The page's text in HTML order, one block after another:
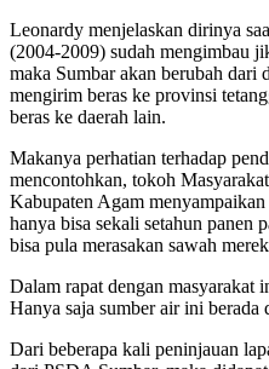
Leonardy menjelaskan dirinya
(2004-2009) sudah mengimbau
maka Sumbar akan berubah dari
mengirim beras ke provinsi
beras ke daerah lain.
Makanya perhatian terhadap
mencontohkan, tokoh
Kabupaten Agam
hanya bisa sekali setahun panen
bisa pula merasakan sawah
Dalam rapat dengan masyarakat
Hanya saja sumber air ini berada
Dari beberapa kali peninjauan